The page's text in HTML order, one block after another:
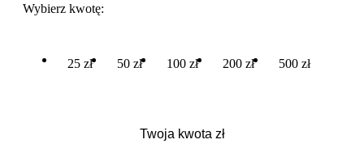
Wybierz kwotę:
25 zł 50 zł 100 zł 200 zł 500 zł